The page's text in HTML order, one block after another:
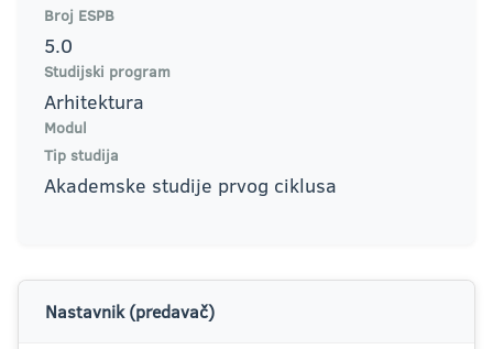
Broj ESPB
5.0
Studijski program
Arhitektura
Modul
Tip studija
Akademske studije prvog ciklusa
Nastavnik (predavač)